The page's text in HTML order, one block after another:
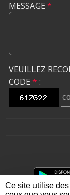
MESSAGE *
VEUILLEZ
CODE * :
Ce site utilise